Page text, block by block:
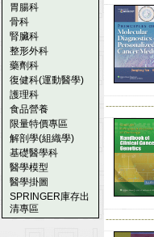
胃腸科
骨科
腎臟科
整形外科
藥劑科
復健科(運動醫學)
護理科
食品營養
限量特價專區
解剖學(組織學)
基礎醫學科
醫學模型
醫學掛圖
SPRINGER庫存出
清專區